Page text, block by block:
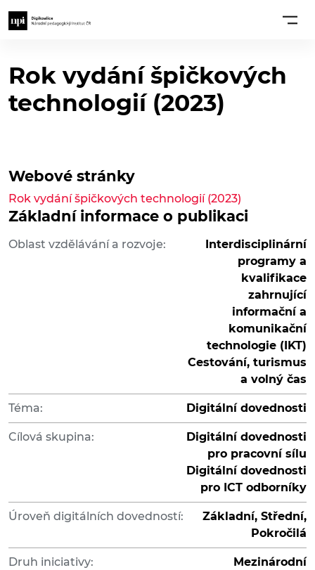
Rok vydání špičkových
technologií (2023)
Základní informace o publikaci
Oblast vzdělávání a rozvoje:
Interdisciplinární
programy a
kvalifikace
zahrnující
informační a
komunikační
technologie (IKT)
Cestování, turismus
a volný čas
Téma: Digitální dovednosti
Cílová skupina:
Digitální dovednosti
pro pracovní sílu
Digitální dovednosti
pro ICT odborníky
Úroveň digitálních dovedností:
Základní, Střední,
Pokročilá
Druh iniciativy:
Mezinárodní
Webové stránky
Rok vydání špičkových technologií (2023)